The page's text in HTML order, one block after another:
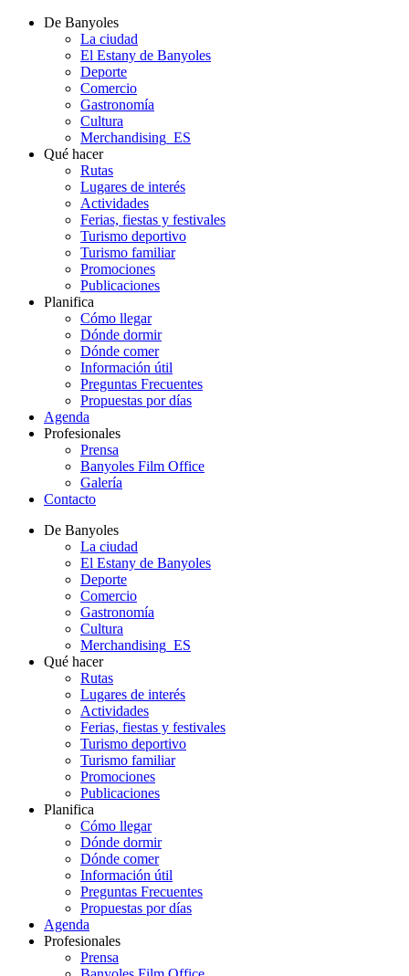
De Banyoles
La ciudad
El Estany de Banyoles
Deporte
Comercio
Gastronomía
Cultura
Merchandising_ES
Qué hacer
Rutas
Lugares de interés
Actividades
Ferias, fiestas y festivales
Turismo deportivo
Turismo familiar
Promociones
Publicaciones
Planifica
Cómo llegar
Dónde dormir
Dónde comer
Información útil
Preguntas Frecuentes
Propuestas por días
Agenda
Profesionales
Prensa
Banyoles Film Office
Galería
Contacto
De Banyoles
La ciudad
El Estany de Banyoles
Deporte
Comercio
Gastronomía
Cultura
Merchandising_ES
Qué hacer
Rutas
Lugares de interés
Actividades
Ferias, fiestas y festivales
Turismo deportivo
Turismo familiar
Promociones
Publicaciones
Planifica
Cómo llegar
Dónde dormir
Dónde comer
Información útil
Preguntas Frecuentes
Propuestas por días
Agenda
Profesionales
Prensa